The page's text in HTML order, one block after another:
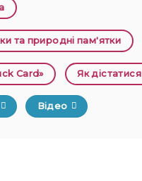
та природні пам'ятки
Card» Як дістатися
Відео